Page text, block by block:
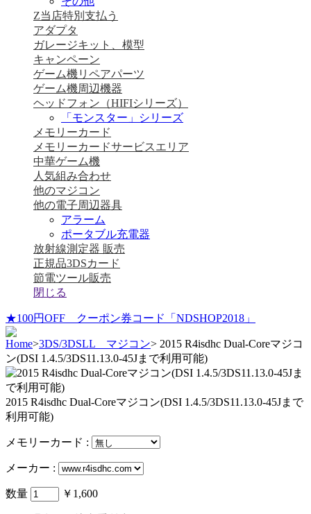
Z当店特別支払う
アダプタ
ガレージキット、模型
キャンペーン
ゲーム機リペアパーツ
ゲーム機周辺機器
ヘッドフォン（HIFIシリーズ）
「モンスター」シリーズ
メモリーカード
メモリーカードサービスエリア
中華ゲーム機
人気組み合わせ
他のマジコン
他の電子周辺器具
アラーム
ポータブル充電器
放射線測定器 販売
正規品3DSカード
節電ツール販売
閉じる
★100円OFF クーポン券コード「NDSHOP2018」
Home>3DS/3DSLL マジコン> 2015 R4isdhc Dual-Coreマジコ
ン(DSI 1.4.5/3DS11.13.0-45Jまで利用可能)
2015 R4isdhc Dual-Coreマジコン(DSI 1.4.5/3DS11.13.0-45Jまで
利用可能)
メモリーカード :
メーカー :
数量 ￥1,600